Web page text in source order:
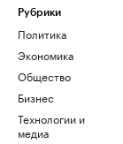
Рубрики
Политика
Экономика
Общество
Бизнес
Технологии и
медиа